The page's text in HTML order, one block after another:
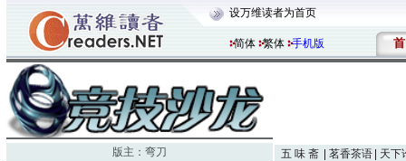
设万维读者为首页
简体 繁体 手机版 首
版主： 弯刀 五 味 斋 茗香茶语
天下